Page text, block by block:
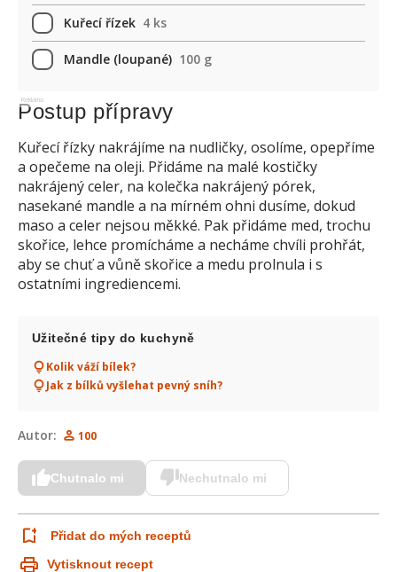
Kuřecí řízek 4 ks
Mandle (loupané) 100 g
Reklama
Postup přípravy
Kuřecí řízky nakrájíme na nudličky, osolíme, opepříme
a opečeme na oleji. Přidáme na malé kostičky
nakrájený celer, na kolečka nakrájený pórek,
nasekané mandle a na mírném ohni dusíme, dokud
maso a celer nejsou měkké. Pak přidáme med, trochu
skořice, lehce promícháme a necháme chvíli prohřát,
aby se chuť a vůně skořice a medu prolnula i s
ostatními ingrediencemi.
Užitečné tipy do kuchyně
Kolik váží bílek?
Jak z bílků vyšlehat pevný sníh?
Autor: 100
Chutnalo mi Nechutnalo mi
Přidat do mých receptů
Vytisknout recept